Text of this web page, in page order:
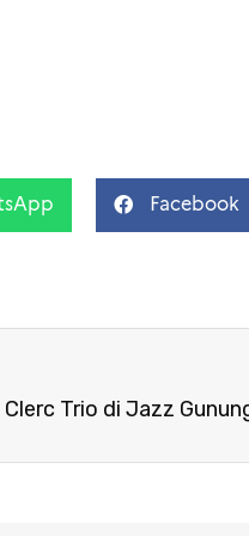
Facebook